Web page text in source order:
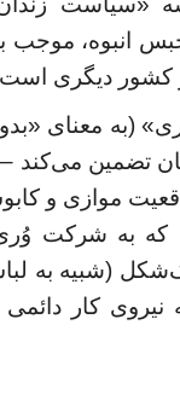
موجب به
کشور دیگری
(به معنای
تضمین می‌کند
موازی و
که به شرکت
(شبیه به
کار دائمی